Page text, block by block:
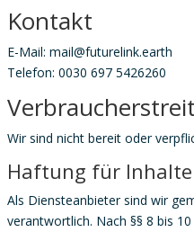
Kontakt
E-Mail: mail@futurelink.earth
Telefon: 0030 697 5426260
Wir sind nicht bereit oder
Haftung für Inhalte
Als Diensteanbieter sind wir
verantwortlich. Nach §§ 8 bis